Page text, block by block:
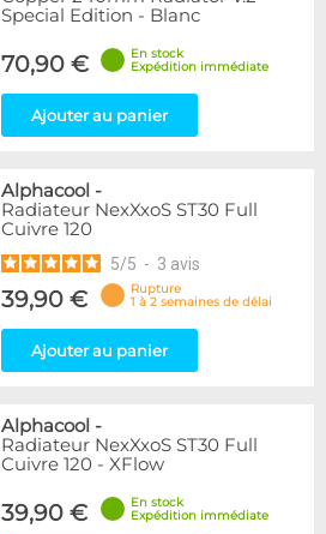
Special Edition - Blanc
70,90 €
En stock
Expédition immédiate
Ajouter au panier
Alphacool -
Radiateur NexXxoS ST30 Full
Cuivre 120
5/5 - 3 avis
39,90 €
Rupture
1 à 2 semaines de délai
Ajouter au panier
Alphacool -
Radiateur NexXxoS ST30 Full
Cuivre 120 - XFlow
39,90 €
En stock
Expédition immédiate